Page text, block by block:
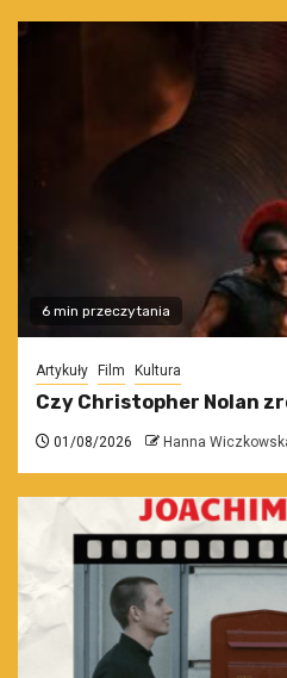
6 min przeczytania
Artykuły Film Kultura
Czy Christopher Nolan
01/08/2026 Hanna